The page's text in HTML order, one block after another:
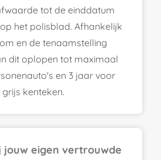
tot de einddatum
het polisblad. Afhankelijk
en de tenaamstelling
dit oplopen tot maximaal
en 3 jaar voor
kenteken.
jouw eigen vertrouwde